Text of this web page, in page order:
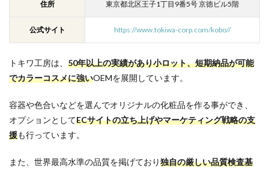
住所 東京都北区王子1丁目9番5号 京徳ビル5階
公式サイト https://www.tokiwa-corp.com/kobo//
トキワ工房は、 50年以上の実績があり小ロット、短期納品が可能
でカラーコスメに強いOEMを展開しています。
容器や色合いなどを選んでオリジナルの化粧品を作る事ができ、
オプションとしてECサイトの立ち上げやマーケティング戦略の支
援も行っています。
また、世界最高水準の品質を掲げており独自の厳しい品質検査基